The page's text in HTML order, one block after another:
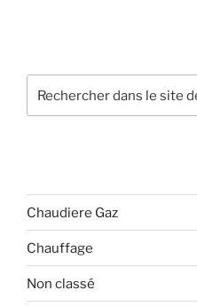
Chaudiere Gaz
Chauffage
Non classé